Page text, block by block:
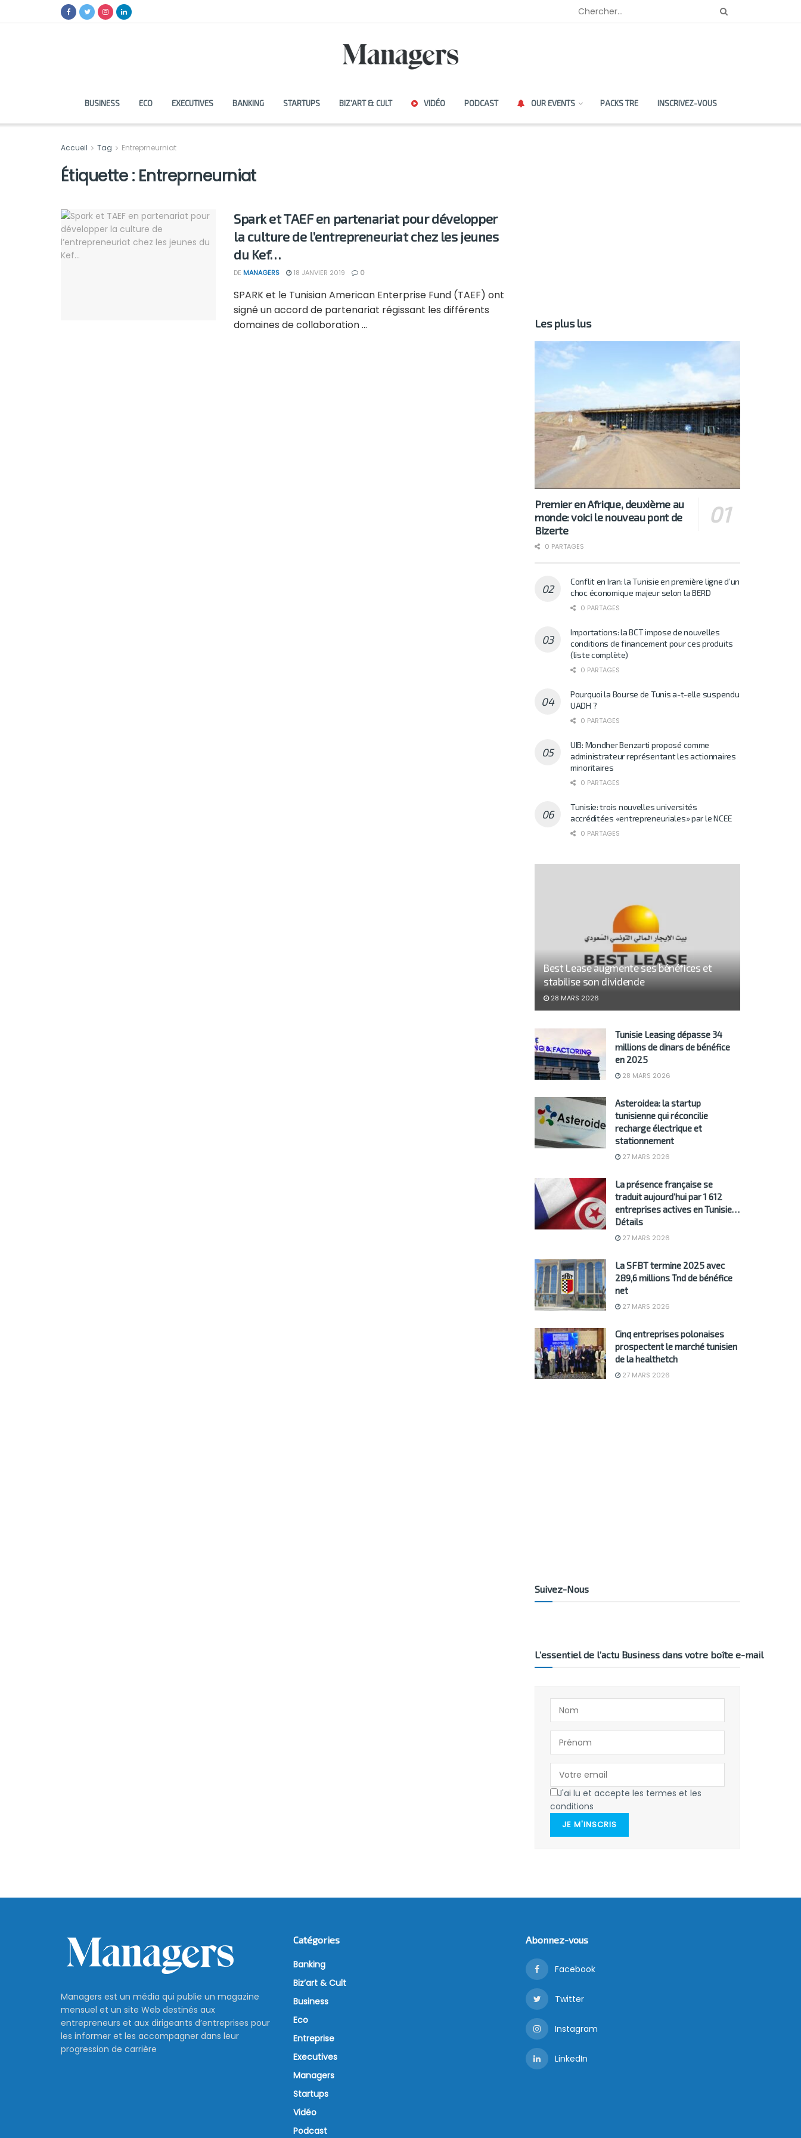
BUSINESS ECO EXECUTIVES BANKING STARTUPS BIZ’ART & CULT VIDÉO PODCAST OUR EVENTS PACKS TRE INSCRIVEZ-VOUS
Accueil Tag Entreprneurniat
Étiquette : Entreprneurniat
Spark et TAEF en partenariat pour développer
la culture de l’entrepreneuriat chez les jeunes
du Kef…
DE MANAGERS 18 JANVIER 2019 0
SPARK et le Tunisian American Enterprise Fund (TAEF) ont
signé un accord de partenariat régissant les différents
domaines de collaboration ...
Les plus lus
Premier en Afrique, deuxième au
monde: voici le nouveau pont de
Bizerte
0 PARTAGES
Conflit en Iran: la Tunisie en première ligne d’un
choc économique majeur selon la BERD
0 PARTAGES
Importations: la BCT impose de nouvelles
conditions de financement pour ces produits
(liste complète)
0 PARTAGES
Pourquoi la Bourse de Tunis a-t-elle suspendu
UADH ?
0 PARTAGES
UIB: Mondher Benzarti proposé comme
administrateur représentant les actionnaires
minoritaires
0 PARTAGES
Tunisie: trois nouvelles universités
accréditées «entrepreneuriales» par le NCEE
0 PARTAGES
Best Lease augmente ses bénéfices et
stabilise son dividende
28 MARS 2026
Tunisie Leasing dépasse 34
millions de dinars de bénéfice
en 2025
28 MARS 2026
Asteroidea: la startup
tunisienne qui réconcilie
recharge électrique et
stationnement
27 MARS 2026
La présence française se
traduit aujourd’hui par 1 612
entreprises actives en Tunisie…
Détails
27 MARS 2026
La SFBT termine 2025 avec
289,6 millions Tnd de bénéfice
net
27 MARS 2026
Cinq entreprises polonaises
prospectent le marché tunisien
de la healthetch
27 MARS 2026
Suivez-Nous
L’essentiel de l’actu Business dans votre boîte e-mail
J'ai lu et accepte les termes et les
conditions
JE M'INSCRIS
Managers est un média qui publie un magazine
mensuel et un site Web destinés aux
entrepreneurs et aux dirigeants d’entreprises pour
les informer et les accompagner dans leur
progression de carrière
Catégories
Banking
Biz’art & Cult
Business
Eco
Entreprise
Executives
Managers
Startups
Vidéo
Podcast
Abonnez-vous
Facebook
Twitter
Instagram
LinkedIn